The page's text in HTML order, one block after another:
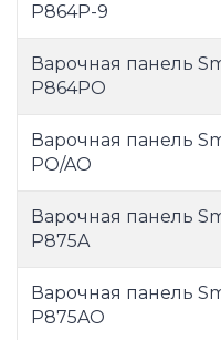
P864P-9
Варочная панель
P864PO
Варочная панель
PO/AO
Варочная панель
P875A
Варочная панель
P875AO